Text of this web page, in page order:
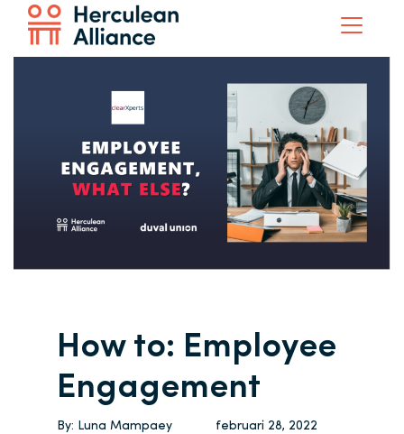
How to: Employee
Engagement
By: Luna Mampaey februari 28, 2022